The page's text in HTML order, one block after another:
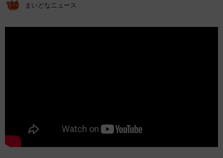
まいどなニュース